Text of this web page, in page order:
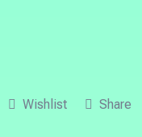
Wishlist Share